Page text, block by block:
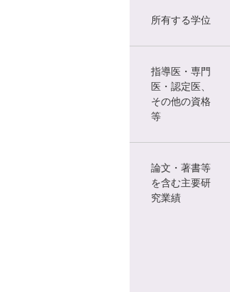
所有する学位
指導医・専門
医・認定医、
その他の資格
等
論文・著書等
を含む主要研
究業績